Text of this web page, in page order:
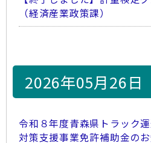
（経済産業政策課）
2026年05月26日
令和８年度青森県トラック
対策支援事業免許補助金の